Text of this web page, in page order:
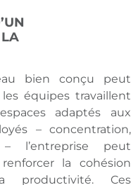
bien conçu peut
équipes travaillent
adaptés aux
– concentration,
l’entreprise peut
la cohésion
productivité. Ces